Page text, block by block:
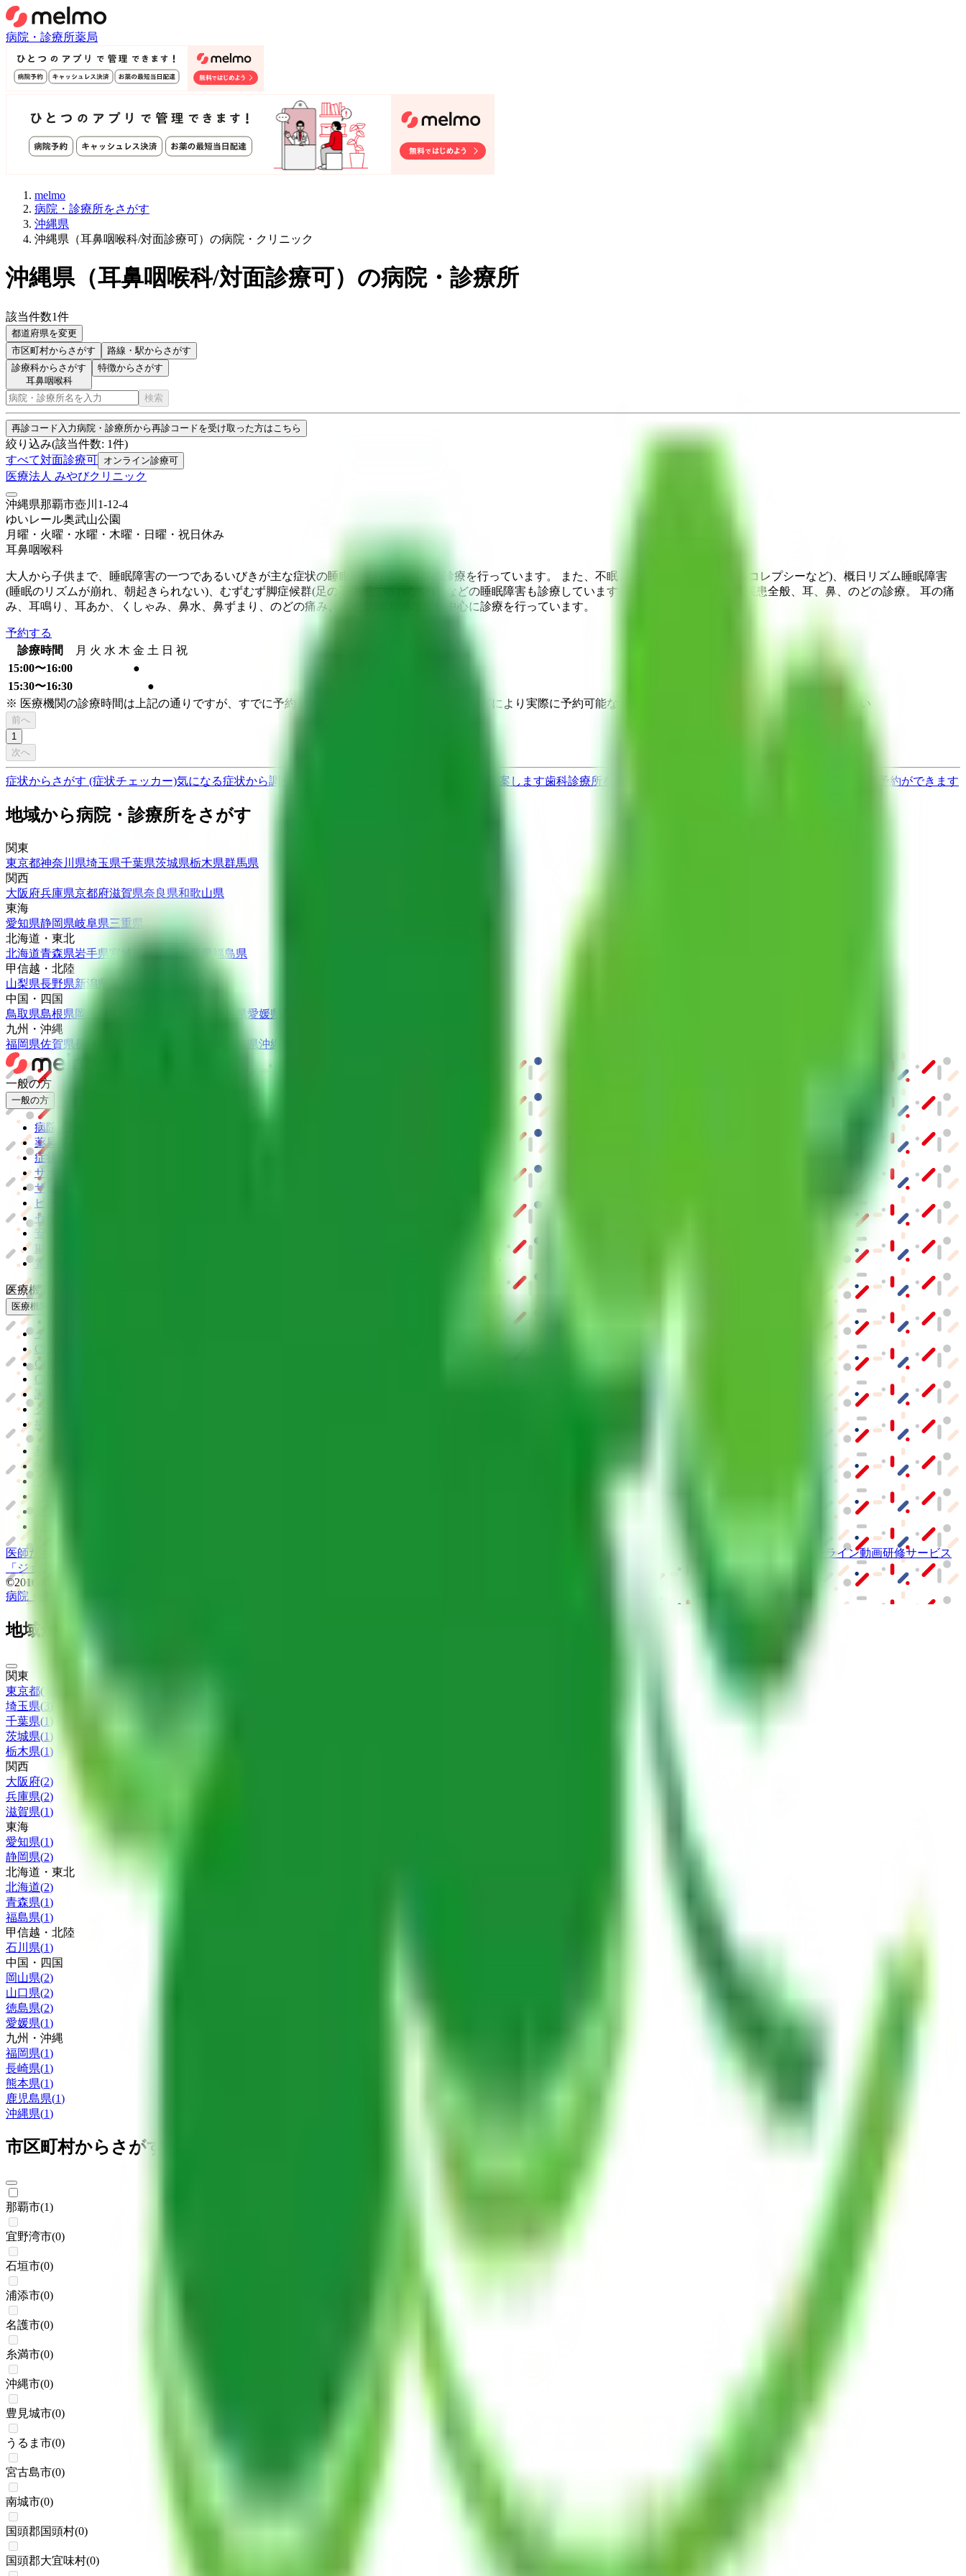
病院・診療所薬局
melmo
病院・診療所をさがす
沖縄県
沖縄県（耳鼻咽喉科/対面診療可）の病院・クリニック
沖縄県（耳鼻咽喉科/対面診療可） の病院・診療所
該当件数1件
都道府県を変更
市区町村からさがす 路線・駅からさがす
診療科からさがす
耳鼻咽喉科
特徴からさがす
検索
再診コード入力病院・診療所から再診コードを受け取った方はこちら
絞り込み(該当件数: 1件)
すべて対面診療可 オンライン診療可
医療法人 みやびクリニック
沖縄県那覇市壺川1-12-4
ゆいレール奥武山公園
月曜・火曜・水曜・木曜・日曜・祝日 休み
耳鼻咽喉科
大人から子供まで、睡眠障害の一つであるいびきが主な症状の睡眠時無呼吸症候群の診療を行っています。 また、不眠、過眠(日中の眠気、ナルコレプシーなど)、概日リズム睡眠障害
(睡眠のリズムが崩れ、朝起きられない)、むずむず脚症候群(足の不快感で眠れない)、などの睡眠障害も診療しています。また、耳鼻いんこう科疾患全般、耳、鼻、のどの診療。 耳の痛
み、耳鳴り、耳あか、くしゃみ、鼻水、鼻ずまり、のどの痛み、 のどの違和感などを中心に診療を行っています。
予約する
診療時間
月 火 水 木 金 土 日 祝
15:00〜16:00
●
15:30〜16:30
●
※ 医療機関の診療時間は上記の通りですが、すでに予約が埋まっている場合や病院の都合などにより実際に予約可能な日時と異なる場合がありますのでご了承ください
前へ
1
次へ
症状からさがす (症状チェッカー)気になる症状から調べ、結果をもとに適切な病院・診療所を提案します歯科診療所をさがす 歯医者さんの対面診療予約・オンライン診療予約ができます
地域から病院・診療所をさがす
関東
東京都神奈川県埼玉県千葉県茨城県栃木県群馬県
関西
大阪府兵庫県京都府滋賀県奈良県和歌山県
東海
愛知県静岡県岐阜県三重県
北海道・東北
北海道青森県岩手県 宮城県秋田県山形県
福島県
甲信越・北陸
山梨県長野県新潟県
中国・四国
鳥取県島根県岡山県 愛媛県
九州・沖縄
福岡県佐賀県 長崎県 鹿児島県沖縄県
一般の方
一般の方
病院・診療所をさがす
薬局をさがす
症状からさがす
サポート
サポート環境
ビデオ通話の事前テスト
セキュリティの取り組み
安心安全への取り組み
PHR指針に係るチェックシート確認結果の公表
電子版お薬手帳ガイドラインに係るチェックシート確認結果の公表
医療機関の方
医療機関の方
クラウド診療
CLINICS予約
CLINICSオンライン診療
CLINICSカルテ
調剤薬局向け統合型クラウドソリューション
クラウド歯科業務
掲載情報の修正・削除はこちら
医師たちがつくる オンライン動画研修サービス
「ジョブメドレー
©2016 MEDLEY, INC.
病院・診療所
地域からさがす
関東
東京都(
埼玉県(3
千葉県(1 )
茨城県(1)
栃木県(1)
関西
大阪府(2)
兵庫県(2)
滋賀県(1)
東海
愛知県(1)
静岡県(2)
北海道・東北
北海道(2)
青森県(1)
福島県(1)
甲信越・北陸
石川県(1)
中国・四国
岡山県(2)
山口県(2)
徳島県(2)
愛媛県(1)
九州・沖縄
福岡県(1)
長崎県(1)
熊本県(1)
鹿児島県(1)
沖縄県(1)
市区町村からさがす
那覇市(1)
宜野湾市(0)
石垣市(0)
浦添市(0)
名護市(0)
糸満市(0)
沖縄市(0)
豊見城市(0)
うるま市(0)
宮古島市(0)
南城市(0)
国頭郡国頭村(0)
国頭郡大宜味村(0)